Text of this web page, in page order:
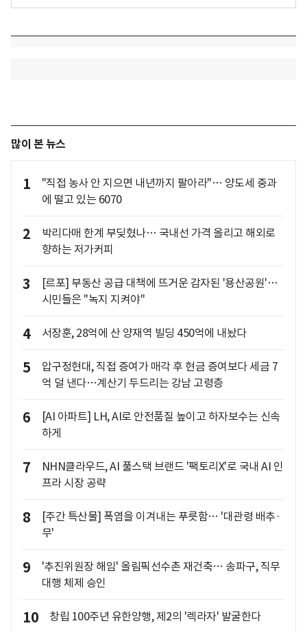
많이 본 뉴스
1
"직접 농사 안 지으면 내년까지 팔아라"… 양도세 중과
에 떨고 있는 6070
2
박리다매 한계 부딪혔나… 국내선 가격 올리고 해외로
향하는 저가커피
3
[르포] 부동산 공급 대책에 뜨거운 감자된 '용산공원'…
시민들은 "녹지 지켜야"
4 서장훈, 28억에 산 양재역 빌딩 450억에 내놨다
5
압구정현대, 직접 증여가 매각 후 현금 증여보다 세금 7
억 덜 낸다…계산기 두드리는 강남 고령층
6
[AI 아파트] LH, AI로 안전품질 높이고 하자보수는 신속
하게
7
NHN클라우드, AI 풀스택 브랜드 '팩토리X'로 국내 AI 인
프라 시장 공략
8
[주간 특산물] 폭염을 이겨내는 푸릇함… '대관령 배추·
무'
9
'추진위원장 해임' 올림픽선수촌 재건축… 송파구, 직무
대행 체제 승인
10 창립 100주년 유한양행, 제2의 '렉라자' 발굴한다